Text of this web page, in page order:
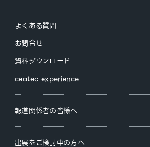
よくある質問
お問合せ
資料ダウンロード
ceatec experience
報道関係者の皆様へ
出展をご検討中の方へ